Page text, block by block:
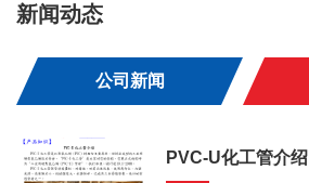
新闻动态
公司新闻
PVC-U化工管介绍